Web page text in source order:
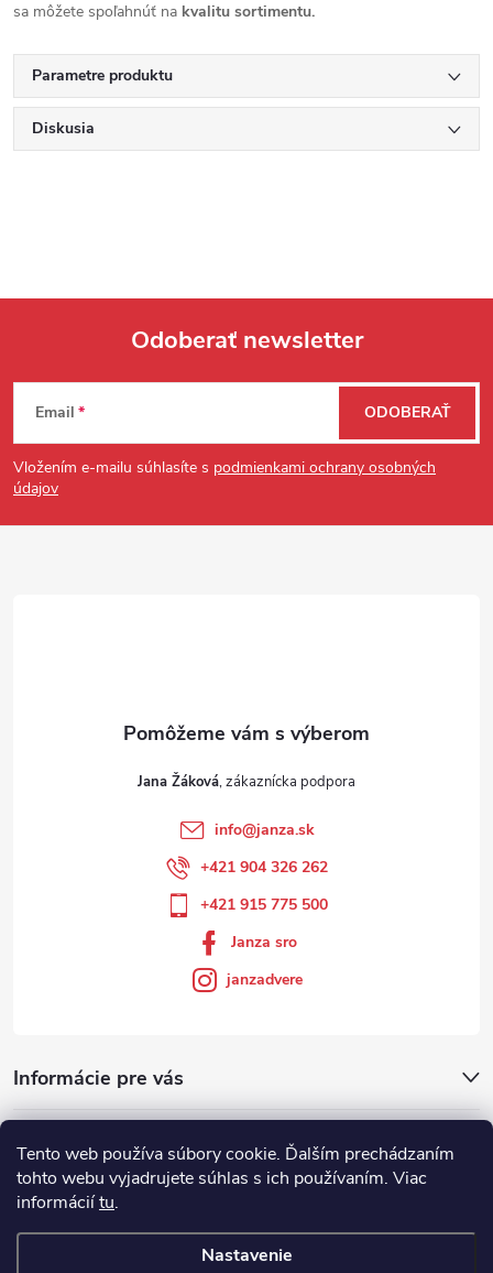
Tento web používa súbory cookie. Ďalším prechádzaním
tohto webu vyjadrujete súhlas s ich používaním. Viac
informáciítu.
Nastavenie
sa môžete spoľahnúť na kvalitu sortimentu.
Parametre produktu
Diskusia
Zápätie
Odoberať newsletter
Email
Vložením e-mailu súhlasíte s podmienkami ochrany osobných
údajov
ODOBERAŤ
Informácie pre vás
Jana Žáková
info@janza.sk
+421 904 326 262
+421 915 775 500
Janza sro
janzadvere
Showroom